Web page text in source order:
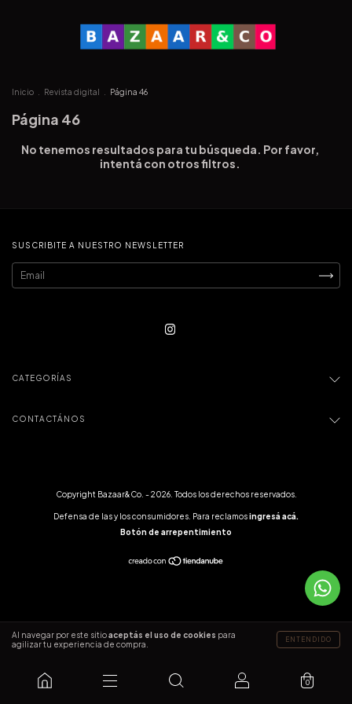
Al navegar por este sitioaceptás el uso de cookies para
agilizar tu experiencia de compra.
ENTENDIDO
0
Inicio Revista digital Página 46
Página 46
No tenemos resultados para tu búsqueda. Por favor,
intentá con otros filtros.
SUSCRIBITE A NUESTRO NEWSLETTER
CATEGORÍAS
CONTACTÁNOS
Copyright Bazaar&Co. - 2026. Todos los derechos reservados.
Defensa de las y los consumidores. Para reclamosingresá acá.
Botón de arrepentimiento